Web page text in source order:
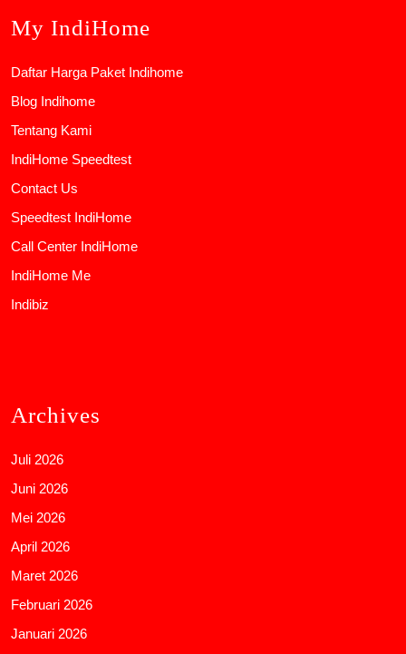
My IndiHome
Daftar Harga Paket Indihome
Blog Indihome
Tentang Kami
IndiHome Speedtest
Contact Us
Speedtest IndiHome
Call Center IndiHome
IndiHome Me
Indibiz
Archives
Juli 2026
Juni 2026
Mei 2026
April 2026
Maret 2026
Februari 2026
Januari 2026